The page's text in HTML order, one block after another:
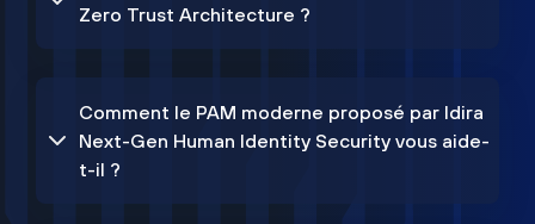
Zero Trust Architecture ?
Comment le PAM moderne proposé par Idira
Next-Gen Human Identity Security vous aide-
t-il ?